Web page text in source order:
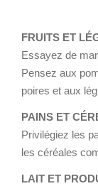
FRUITS ET
Essayez de
Pensez aux
poires et aux
PAINS ET
Privilégiez les
les céréales
LAIT ET